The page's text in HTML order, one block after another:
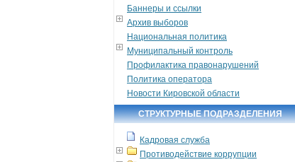
Баннеры и ссылки
Архив выборов
Национальная политика
Муниципальный контроль
Профилактика правонарушений
Политика оператора
Новости Кировской области
СТРУКТУРНЫЕ ПОДРАЗДЕЛЕНИЯ
Кадровая служба
Противодействие коррупции